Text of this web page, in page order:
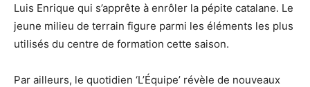
Luis Enrique qui s’apprête à enrôler la pépite catalane. Le
jeune milieu de terrain figure parmi les éléments les plus
utilisés du centre de formation cette saison.
Par ailleurs, le quotidien ‘L’Équipe’ révèle de nouveaux